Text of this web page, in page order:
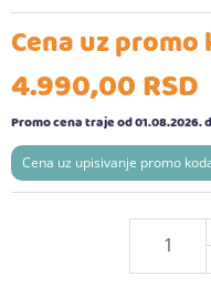
Cena uz promo
4.990,00RSD
Promo cena traje od 01.08.2026.
Cena uz upisivanje promo